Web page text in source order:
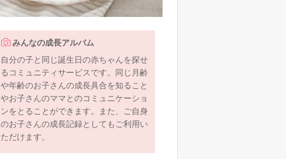
みんなの成長アルバム
自分の子と同じ誕生日の赤ちゃんを探せ
るコミュニティサービスです。同じ月齢
や年齢のお子さんの成長具合を知ること
やお子さんのママとのコミュニケーショ
ンをとることができます。また、ご自身
のお子さんの成長記録としてもご利用い
ただけます。